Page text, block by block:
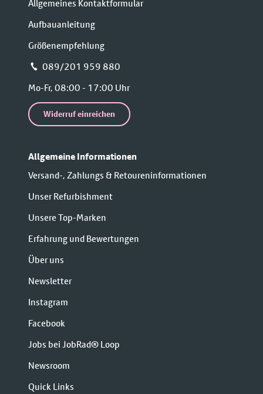
Allgemeines Kontaktformular
Aufbauanleitung
Größenempfehlung
📞 089/201 959 880
Mo-Fr, 08:00 - 17:00 Uhr
Widerruf einreichen
Allgemeine Informationen
Versand-, Zahlungs & Retoureninformationen
Unser Refurbishment
Unsere Top-Marken
Erfahrung und Bewertungen
Über uns
Newsletter
Instagram
Facebook
Jobs bei JobRad® Loop
Newsroom
Quick Links